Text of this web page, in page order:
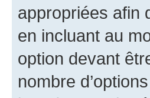
appropriées afin
en incluant au
option devant
nombre